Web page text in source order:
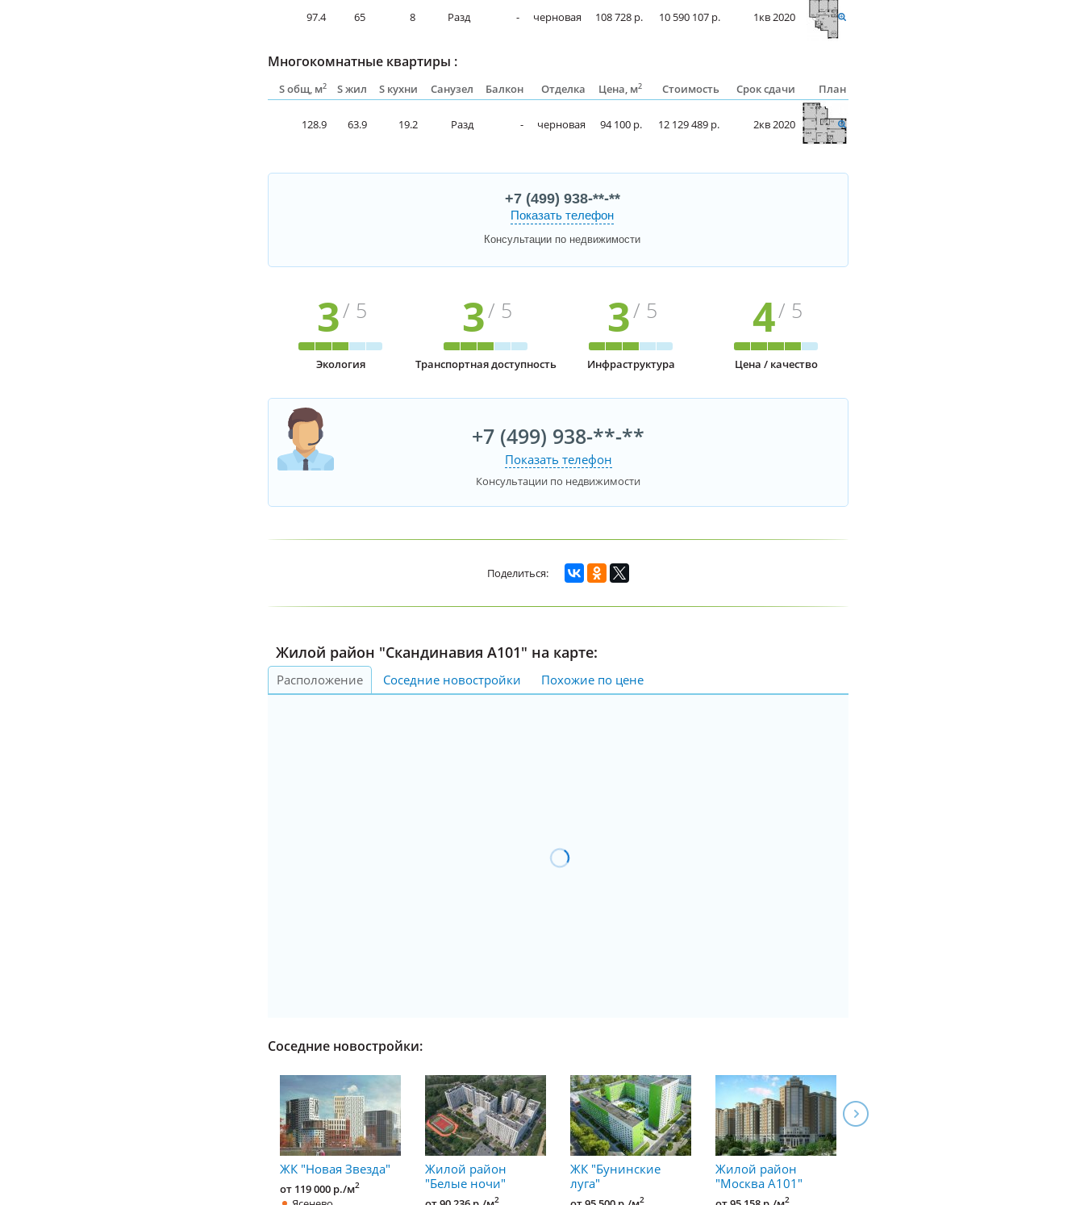
97.4 65 8 Разд - черновая 108 728 р. 10 590 107 р. 1кв 2020
Многокомнатные квартиры :
S общ, м2 S жил S кухни Санузел Балкон Отделка Цена, м2 Стоимость Срок сдачи План
128.9 63.9 19.2 Разд - черновая 94 100 р. 12 129 489 р. 2кв 2020
+7 (499) 938-**-**
Показать телефон
Консультации по недвижимости
3/ 5
Экология
3/ 5
Транспортная доступность
3/ 5
Инфраструктура
4/ 5
Цена / качество
+7 (499) 938-**-**
Показать телефон
Консультации по недвижимости
Жилой район "Скандинавия А101" на карте:
Расположение Соседние новостройки Похожие по цене
Соседние новостройки:
ЖК "Новая Звезда"
от 119 000 р./м2
Жилой район
"Белые ночи"
2
ЖК "Бунинские
луга"
2
Жилой район
"Москва А101"
2